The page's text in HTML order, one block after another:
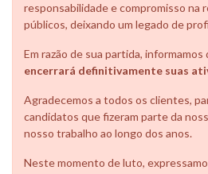
responsabilidade e compromisso na
públicos, deixando um legado de
Em razão de sua partida, informamos
encerrará definitivamente suas
Agradecemos a todos os clientes,
candidatos que fizeram parte da
nosso trabalho ao longo dos anos.
Neste momento de luto,